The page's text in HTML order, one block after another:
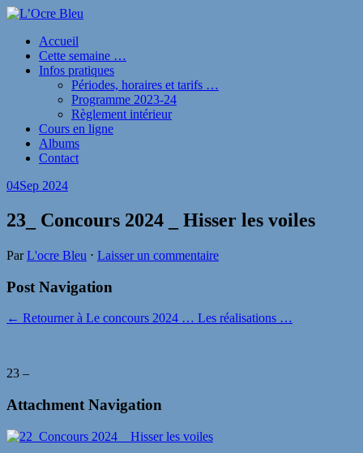
Accueil
Cette semaine …
Infos pratiques
Périodes, horaires et tarifs …
Programme 2023-24
Règlement intérieur
Cours en ligne
Albums
Contact
04Sep 2024
23_ Concours 2024 _ Hisser les voiles
ParL'ocre Bleu ⋅ Laisser un commentaire
Post Navigation
← Retourner à Le concours 2024 … Les réalisations …
23 –
Attachment Navigation